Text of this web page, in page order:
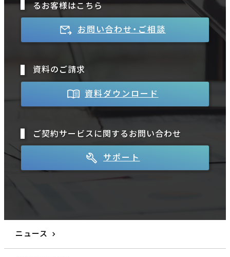
るお客様はこちら
お問い合わせ・ご相談
資料のご請求
資料ダウンロード
ご契約サービスに関するお問い合わせ
サポート
ニュース